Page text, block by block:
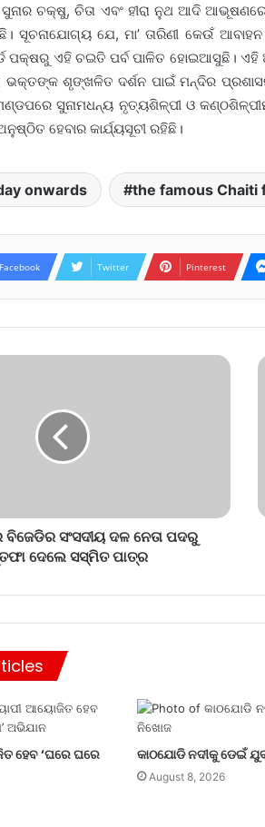
ସୁନାର ଚକ୍ଷୁ, ଚିତା ଏବଂ ହୀରା ନୁଥ ଆଦି
ସୂଚନାଯୋଗ୍ୟ ଯେ, ମା’ ତାରିଣୀ କେଉଁ
ପକ୍ଷରୁ ଏହି ଚଇତି ପର୍ବ ପାଳିତ ହୋଇଆସୁଛି। ଏହି
ଶୃଙ୍ଖଳିତ ଦର୍ଶନ ପାଇଁ ମନ୍ଦିର
ମଣ୍ଡପରେ ସୁନାମଧନ୍ୟ ନୃତ୍ୟଶିଳ୍ପୀ ଓ
ହେବାର କାର୍ଯ୍ୟସୂଚୀ ରହିଛି।
onwards the famous Chaiti
Facebook Twitter Pinterest
ବିଜେଡିର ସଂସଦୀୟ ଦଳ ନେତା ପଦରୁ
ଦେଲେ ସସ୍ମିତ ପାତ୍ର
ହେବ ‘ଘରେ ଘରେ
କାଠଯୋଡି ନଦୀକୁ ଡେଇଁ
August 8, 2026